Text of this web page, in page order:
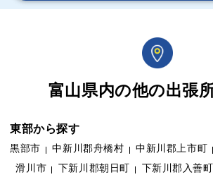
富山県内の他の出張
東部から探す
黒部市 中新川郡舟橋村 中新川郡上市町
滑川市
下新川郡朝日町 下新川郡入善町